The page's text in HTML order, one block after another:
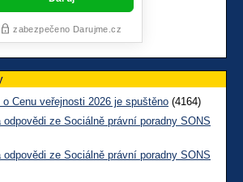
Cenu veřejnosti 2026 je spuštěno (4164)
ze Sociálně právní poradny SONS
ze Sociálně právní poradny SONS